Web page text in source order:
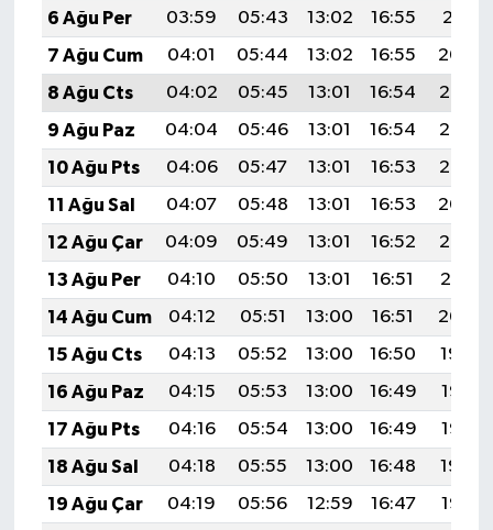
6 Ağu Per
03:59 05:43 13:02 16:55
20:11
7 Ağu Cum
04:01 05:44 13:02 16:55
20:09
8 Ağu Cts
04:02 05:45 13:01 16:54
20:08
9 Ağu Paz
04:04 05:46 13:01 16:54
20:07
10 Ağu Pts
04:06 05:47 13:01 16:53
20:05
11 Ağu Sal
04:07 05:48 13:01 16:53
20:04
12 Ağu Çar
04:09 05:49 13:01 16:52
20:03
13 Ağu Per
04:10 05:50 13:01 16:51
20:01
14 Ağu Cum
04:12 05:51 13:00 16:51
20:00
15 Ağu Cts
04:13 05:52 13:00 16:50
19:59
16 Ağu Paz
04:15 05:53 13:00 16:49
19:57
17 Ağu Pts
04:16 05:54 13:00 16:49
19:56
18 Ağu Sal
04:18 05:55 13:00 16:48
19:54
19 Ağu Çar
04:19 05:56 12:59 16:47
19:53